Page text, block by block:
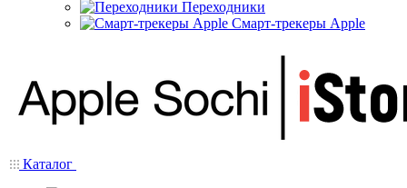
Переходники
Смарт-трекеры Apple
Каталог